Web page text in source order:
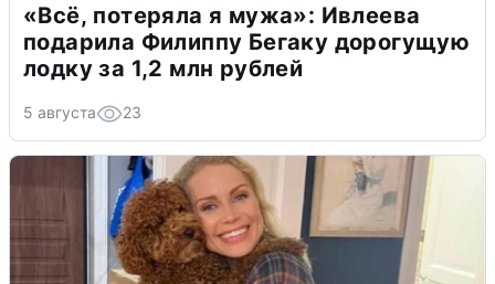
«Всё, потеряла я мужа»: Ивлеева
подарила Филиппу Бегаку дорогущую
лодку за 1,2 млн рублей
5 августа 23